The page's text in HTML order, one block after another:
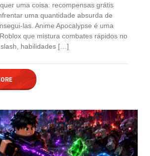
uma coisa: recompensas grátis
uma quantidade absurda de
las. Anime Apocalypse é uma
que mistura combates rápidos no
habilidades […]